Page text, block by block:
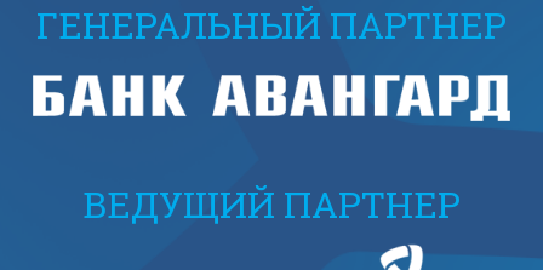
ГЕНЕРАЛЬНЫЙ ПАРТНЕР
ВЕДУЩИЙ ПАРТНЕР